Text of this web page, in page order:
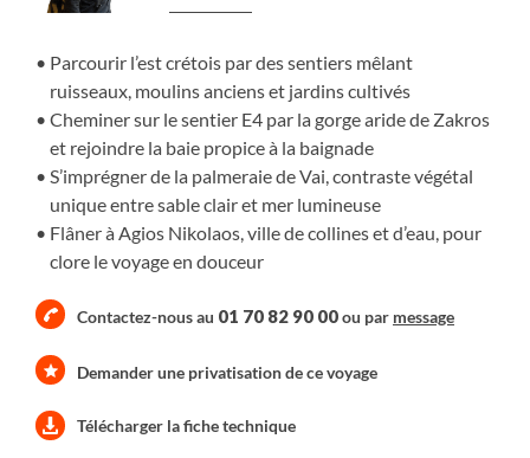
le retour à Héraklion. Une progression équilibrée, entre
Parcourir l’est crétois par des sentiers mêlant
ruisseaux, moulins anciens et jardins cultivés
Cheminer sur le sentier E4 par la gorge aride de Zakros
et rejoindre la baie propice à la baignade
S’imprégner de la palmeraie de Vai, contraste végétal
unique entre sable clair et mer lumineuse
Flâner à Agios Nikolaos, ville de collines et d’eau, pour
clore le voyage en douceur
Contactez-nous au 01 70 82 90 00ou par message
Demander une privatisation de ce voyage
Télécharger la fiche technique